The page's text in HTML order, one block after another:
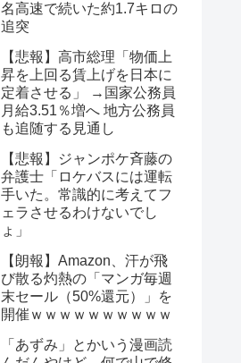
名高速で続いた約1.7キロの
追突
【悲報】高市総理「物価上
昇を上回る賃上げを日本に
定着させる」 →国家公務員
月給3.51％増へ 地方公務員
も追随する見通し
【悲報】ジャンポケ斉藤の
弁護士「ロケバスには運転
手いた。常識的に考えてフ
ェラさせるわけないでし
ょ」
【朗報】Amazon、汗が飛
び散る灼熱の「マンガ毎週
末セール（50%還元）」を
開催ｗｗｗｗｗｗｗｗｗｗ
「あずみ」とかいう漫画読